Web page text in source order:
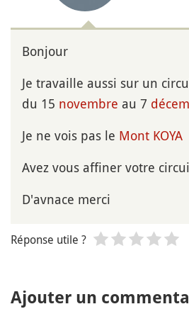
Bonjour
Je travaille aussi sur un
du 15 novembre au 7
Je ne vois pas le Mont KOYA
Avez vous affiner votre
D'avnace merci
Réponse utile ?
Ajouter un